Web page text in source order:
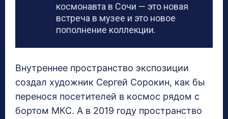
космонавта в Сочи — это новая
встреча в музее и это новое
пополнение коллекции.
Внутреннее пространство экспозиции
создал художник Сергей Сорокин, как бы
перенося посетителей в космос рядом с
бортом МКС. А в 2019 году пространство